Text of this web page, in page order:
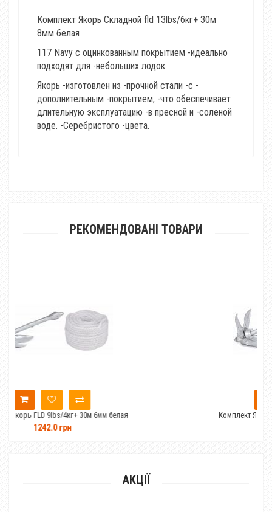
Комплект Якорь Складной fld 13lbs/6кг+ 30м
8мм белая
117 Navy c оцинкованным покрытием -идеально
подходят для -небольших лодок.
Якорь -изготовлен из -прочной стали -с -
дополнительным -покрытием, -что обеспечивает
длительную эксплуатацию -в пресной и -соленой
воде. -Серебристого -цвета.
РЕКОМЕНДОВАНІ ТОВАРИ
30м 6мм белая Комплект Якорь FLD 7lbs/3кг+ 30м
АКЦІЇ